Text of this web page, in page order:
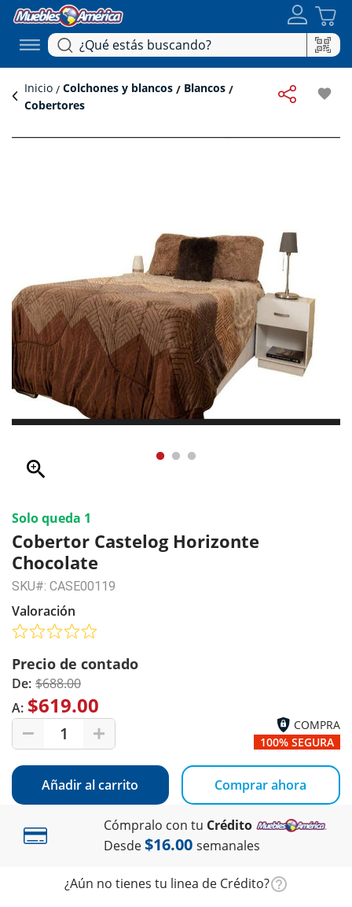
Inicio Colchones y blancos
Blancos
Cobertores
favorite
zoom_in
Solo queda 1
Cobertor Castelog Horizonte
Chocolate
SKU#: CASE00119
Valoración
Precio de contado
De: $688.00
A: $619.00
1
COMPRA
100% SEGURA
Añadir al carrito Comprar ahora
Cómpralo con tu Crédito
Desde$16.00 semanales
¿Aún no tienes tu linea de Crédito?